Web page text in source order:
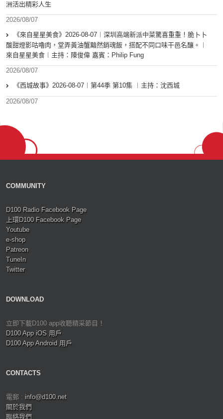
洲活出精彩人生
2026/08/07
《來自星星美食》2026-08-07︱深圳高端新派中菜驚喜重重！脆卜卜
酸甜燈影咕嚕肉，堂弄黃油蟹黯然銷魂飯，搭配不同口味干邑名釀。︱
來自星星美食︱主持：陳俊偉 嘉賓：Philip Fung
2026/08/07
《西城故事》2026-08-07︱第44季 第10集 ︱主持：沈西城
2026/08/07
COMMUNITY
D100 Radio Facebook Page
上環D100 Facebook Page
Youtube
e-shop
Patreon
TuneIn
Twitter
DOWNLOAD
立即下載D100 app收聽精采節目！
D100 App iOS 用戶
D100 App Android 用戶
CONTACTS
電郵 : info@d100.net
關於我們
聯絡我們